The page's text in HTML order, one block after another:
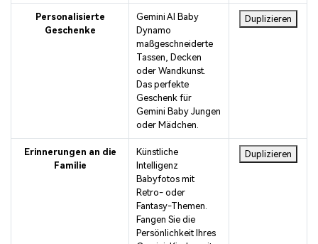
Personalisierte
Geschenke
Gemini AI Baby
Dynamo
maßgeschneiderte
Tassen, Decken
oder Wandkunst.
Das perfekte
Geschenk für
Gemini Baby Jungen
oder Mädchen.
Duplizieren
Erinnerungen an die
Familie
Künstliche
Intelligenz
Babyfotos mit
Retro- oder
Fantasy-Themen.
Fangen Sie die
Persönlichkeit Ihres
Duplizieren